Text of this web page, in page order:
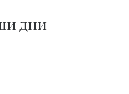
дни